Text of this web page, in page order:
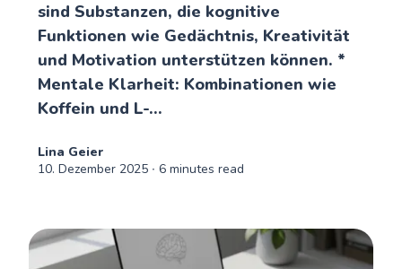
sind Substanzen, die kognitive
Funktionen wie Gedächtnis, Kreativität
und Motivation unterstützen können. *
Mentale Klarheit: Kombinationen wie
Koffein und L-...
Lina Geier
10. Dezember 2025 ∙ 6 minutes read